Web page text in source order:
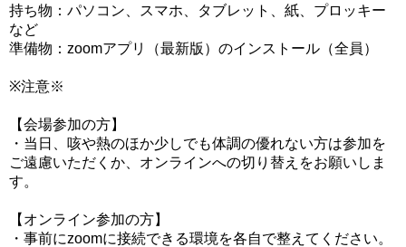
持ち物：パソコン、スマホ、タブレット、紙、プロッキー
など
準備物：zoomアプリ（最新版）のインストール（全員）
※注意※
【会場参加の方】
・当日、咳や熱のほか少しでも体調の優れない方は参加を
ご遠慮いただくか、オンラインへの切り替えをお願いしま
す。
【オンライン参加の方】
・事前にzoomに接続できる環境を各自で整えてください。